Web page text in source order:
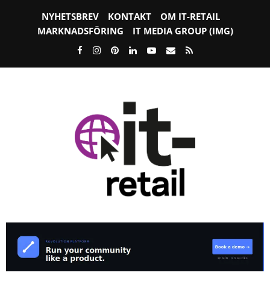
NYHETSBREV KONTAKT
OM IT-RETAIL
MARKNADSFÖRING
IT MEDIA GROUP (IMG)